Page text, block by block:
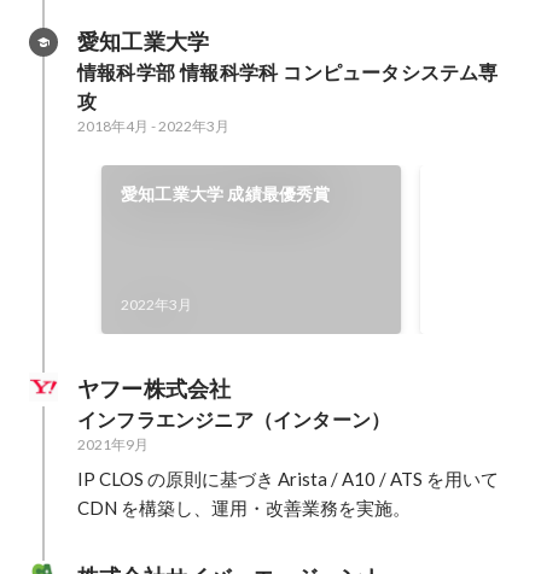
愛知工業大学
情報科学部 情報科学科 コンピュータシステム専
攻
2018年4月 - 2022年3月
愛知工業大学 成績最優秀賞
2022年3月
ヤフー株式会社
インフラエンジニア（インターン）
2021年9月
IP CLOS の原則に基づき Arista / A10 / ATS を用いて
CDN を構築し、運用・改善業務を実施。